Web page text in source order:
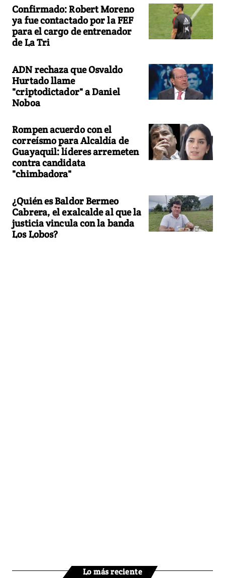
Confirmado: Robert Moreno
ya fue contactado por la FEF
para el cargo de entrenador
de La Tri
ADN rechaza que Osvaldo
Hurtado llame
"criptodictador" a Daniel
Noboa
Rompen acuerdo con el
correísmo para Alcaldía de
Guayaquil: líderes arremeten
contra candidata
"chimbadora"
¿Quién es Baldor Bermeo
Cabrera, el exalcalde al que la
justicia vincula con la banda
Los Lobos?
Lo más reciente